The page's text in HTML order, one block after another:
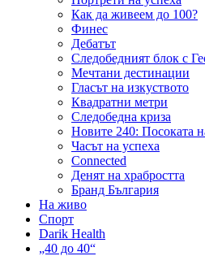
Как да живеем до 100?
Финес
Дебатът
Следобедният блок с
Мечтани дестинации
Гласът на изкуството
Квадратни метри
Следобедна криза
Новите 240: Посоката
Часът на успеха
Connected
Денят на храбростта
Бранд България
На живо
Спорт
Darik Health
„40 до 40“